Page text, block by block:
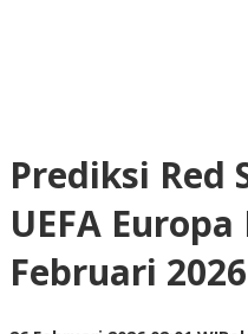
Prediksi Red
UEFA
Februari 2026